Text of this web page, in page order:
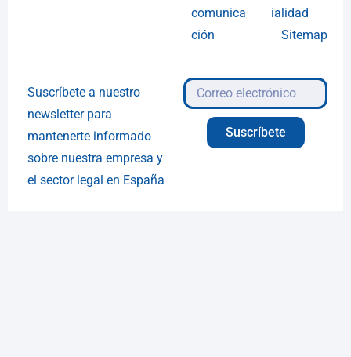
comunica
ción
ialidad
Sitemap
Suscríbete a nuestro
newsletter para
mantenerte informado
sobre nuestra empresa y
el sector legal en España
Suscríbete